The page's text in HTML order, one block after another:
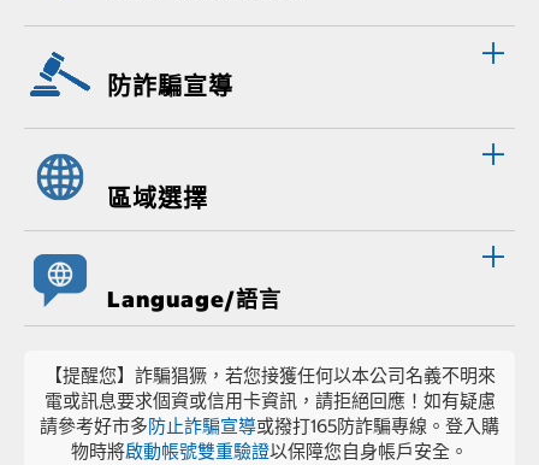
防詐騙宣導
區域選擇
Language/語言
【提醒您】詐騙猖獗，若您接獲任何以本公司名義不明來
電或訊息要求個資或信用卡資訊，請拒絕回應！如有疑慮
請參考好市多防止詐騙宣導或撥打165防詐騙專線。登入購
物時將啟動帳號雙重驗證以保障您自身帳戶安全。